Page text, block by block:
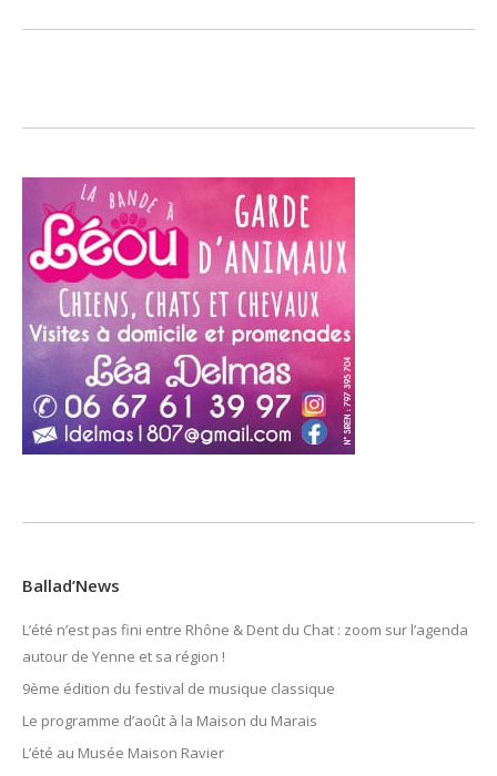
Ballad’News
L’été n’est pas fini entre Rhône & Dent du Chat : zoom sur l’agenda
autour de Yenne et sa région !
9ème édition du festival de musique classique
Le programme d’août à la Maison du Marais
L’été au Musée Maison Ravier